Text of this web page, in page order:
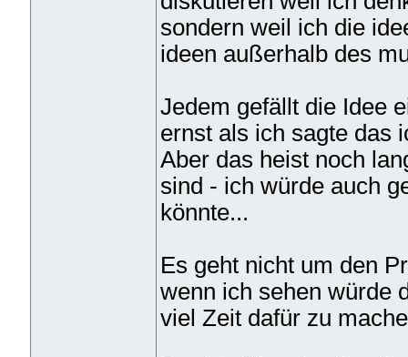
sondern weil ich die
ideen außerhalb des
Jedem gefällt die Idee
ernst als ich sagte das
Aber das heist noch
sind - ich würde auch
könnte...
Es geht nicht um den
wenn ich sehen würde
viel Zeit dafür zu